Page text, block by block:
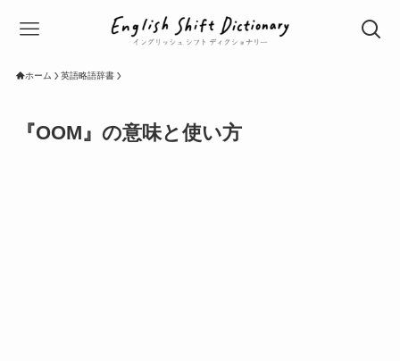
ホーム 英語略語辞書
『OOM』の意味と使い方